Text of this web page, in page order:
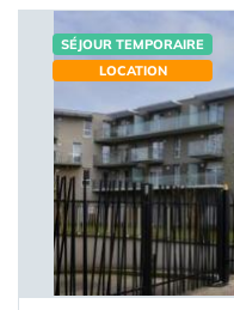
SÉJOUR TEMPORAIRE
LOCATION